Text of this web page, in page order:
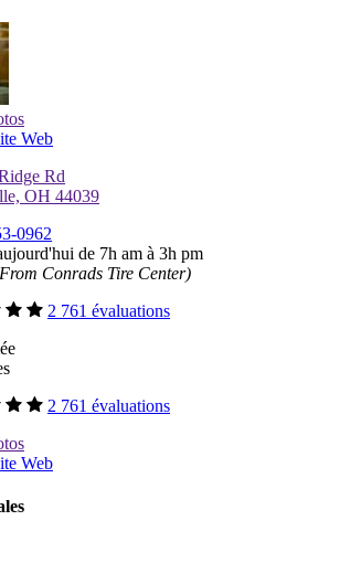
Web
Rd
OH 44039
0962
de 7h am à 3h pm
Conrads Tire Center)
2 761 évaluations
2 761 évaluations
Web